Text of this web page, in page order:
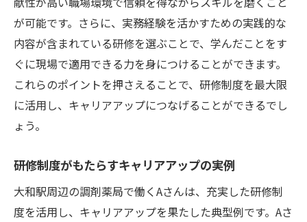
が可能です。さらに、実務経験を活かすための実践的な
内容が含まれている研修を選ぶことで、学んだことをす
ぐに現場で適用できる力を身につけることができます。
これらのポイントを押さえることで、研修制度を最大限
に活用し、キャリアアップにつなげることができるでし
ょう。
研修制度がもたらすキャリアアップの実例
大和駅周辺の調剤薬局で働くAさんは、充実した研修制
度を活用し、キャリアアップを果たした典型例です。Aさ